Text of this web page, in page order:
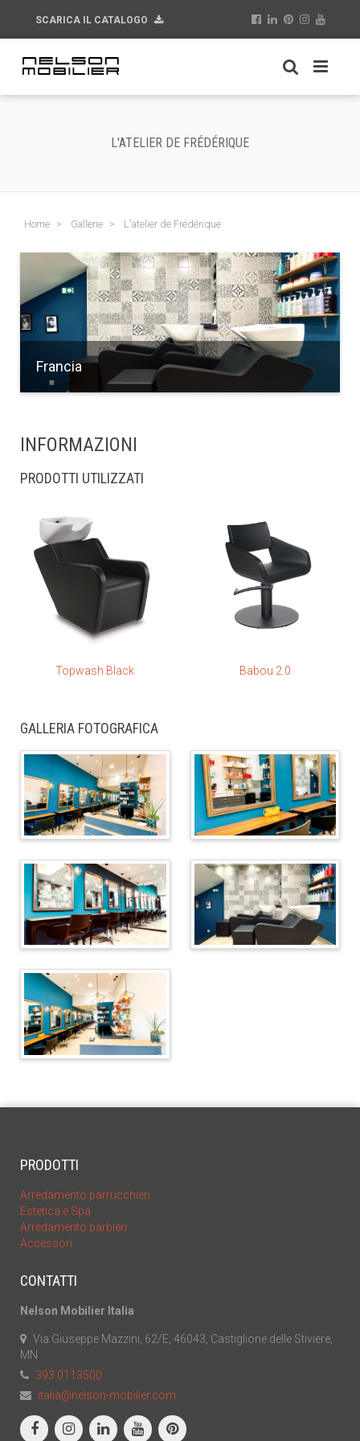
SCARICA IL CATALOGO
L'ATELIER DE FRÉDÉRIQUE
Home Gallerie L'atelier de Frédérique
Francia
INFORMAZIONI
PRODOTTI UTILIZZATI
Topwash Black Babou 2.0
GALLERIA FOTOGRAFICA
PRODOTTI
Arredamento parrucchieri
Estetica e Spa
Arredamento barbieri
Accessori
CONTATTI
Nelson Mobilier Italia
Via Giuseppe Mazzini, 62/E, 46043, Castiglione delle Stiviere,
MN
393 0113500
italia@nelson-mobilier.com